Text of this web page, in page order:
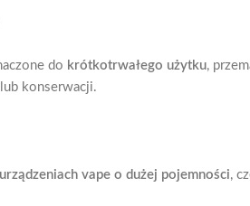
do krótkotrwałego użytku,
konserwacji.
vape o dużej pojemności,